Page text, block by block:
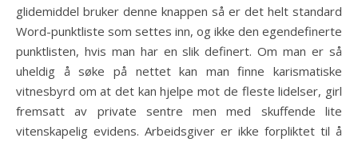
glidemiddel bruker denne knappen så er det helt standard
Word-punktliste som settes inn, og ikke den egendefinerte
punktlisten, hvis man har en slik definert. Om man er så
uheldig å søke på nettet kan man finne karismatiske
vitnesbyrd om at det kan hjelpe mot de fleste lidelser, girl
fremsatt av private sentre men med skuffende lite
vitenskapelig evidens. Arbeidsgiver er ikke forpliktet til å